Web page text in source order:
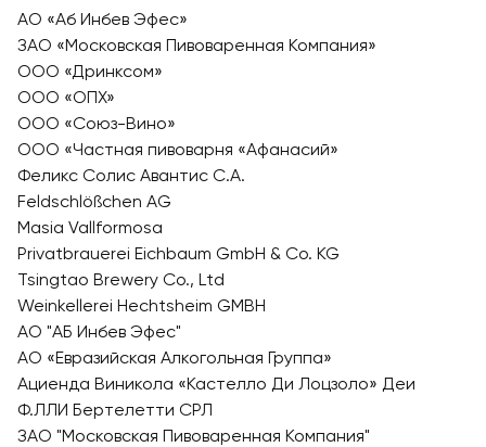
АО «Аб Инбев Эфес»
ЗАО «Московская Пивоваренная Компания»
ООО «Дринксом»
ООО «ОПХ»
ООО «Союз-Вино»
ООО «Частная пивоварня «Афанасий»
Феликс Солис Авантис C.A.
Feldschlößchen AG
Masia Vallformosa
Privatbrauerei Eichbaum GmbH & Co. KG
Tsingtao Brewery Co., Ltd
Weinkellerei Hechtsheim GMBH
АО "АБ Инбев Эфес"
АО «Евразийская Алкогольная Группа»
Ациенда Виникола «Кастелло Ди Лоцзоло» Деи
Ф.ЛЛИ Бертелетти СРЛ
ЗАО "Московская Пивоваренная Компания"